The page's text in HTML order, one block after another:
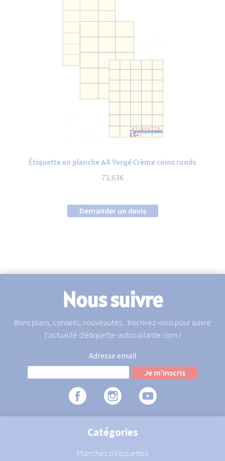
Étiquette en planche A4 Vergé Crème coins ronds
73,63€
Demander un devis
Nous suivre
Bons plans, conseils, nouveautés... Inscrivez-vous pour suivre
l'actualité d'étiquette-autocollante.com !
Adresse email
Catégories
Planches d'étiquettes